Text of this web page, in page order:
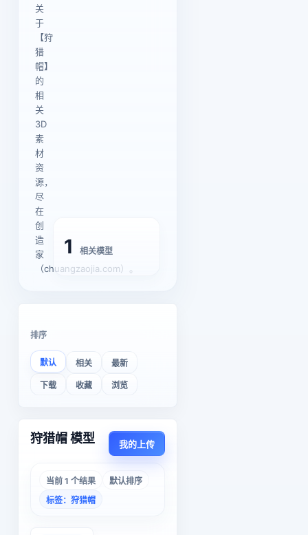
关
于
【狩
猎
帽】
的
相
关
3D
素
材
资
源，
尽
在
创
造
家
（chuangzaojia.com）。
1 相关模型
排序
默认 相关 最新
下载 收藏 浏览
狩猎帽 模型 我的上传
当前 1 个结果
默认排序
标签：狩猎帽